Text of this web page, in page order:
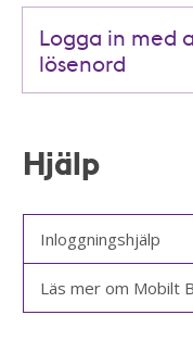
Logga in med
lösenord
Hjälp
Inloggningshjälp
Läs mer om Mobilt